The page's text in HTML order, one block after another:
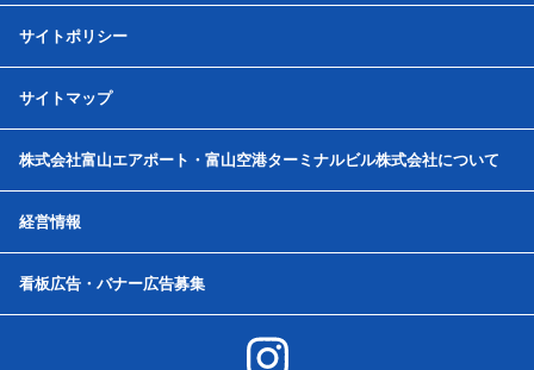
サイトポリシー
サイトマップ
株式会社富山エアポート・富山空港ターミナルビル株式会社について
経営情報
看板広告・バナー広告募集